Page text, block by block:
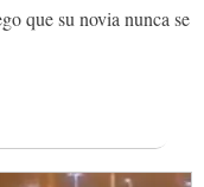
que su novia nunca se